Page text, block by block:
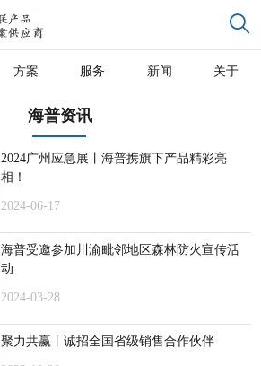
方案 服务 新闻 关于
海普资讯
2024广州应急展丨海普携旗下产品精彩亮
相！
2024-06-17
海普受邀参加川渝毗邻地区森林防火宣传活
动
2024-03-28
聚力共赢丨诚招全国省级销售合作伙伴